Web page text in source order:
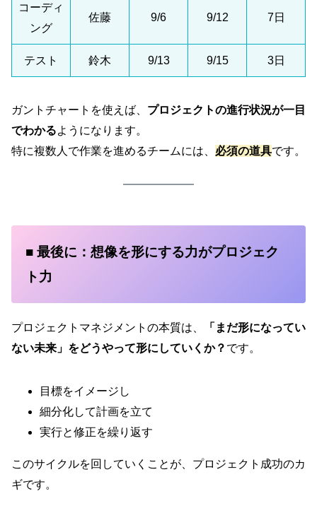
コーディ
ング
佐藤 9/6 9/12 7日
テスト 鈴木 9/13 9/15 3日
ガントチャートを使えば、 プロジェクトの進行状況が一目
でわかるようになります。
特に複数人で作業を進めるチームには、 必須の道具です。
■ 最後に：想像を形にする力がプロジェク
ト力
プロジェクトマネジメントの本質は、
「まだ形になってい
ない未来」をどうやって形にしていくか？ です。
目標をイメージし
細分化して計画を立て
実行と修正を繰り返す
このサイクルを回していくことが、プロジェクト成功のカ
ギです。